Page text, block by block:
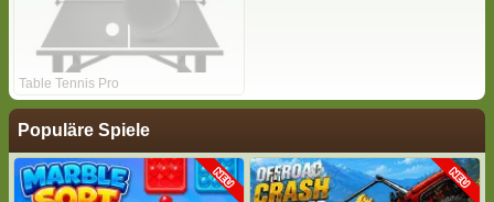
Table Tennis Pro
Populäre Spiele